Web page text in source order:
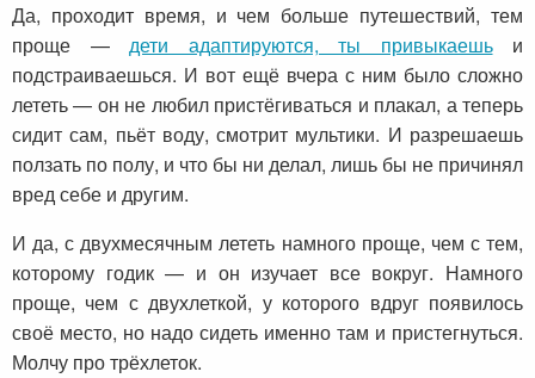
Да, проходит время, и чем больше путешествий, тем
проще — дети адаптируются, ты привыкаешьи
подстраиваешься. И вот ещё вчера с ним было сложно
лететь — он не любил пристёгиваться и плакал, а теперь
сидит сам, пьёт воду, смотрит мультики. И разрешаешь
ползать по полу, и что бы ни делал, лишь бы не причинял
вред себе и другим.
И да, с двухмесячным лететь намного проще, чем с тем,
которому годик — и он изучает все вокруг. Намного
проще, чем с двухлеткой, у которого вдруг появилось
своё место, но надо сидеть именно там и пристегнуться.
Молчу про трёхлеток.